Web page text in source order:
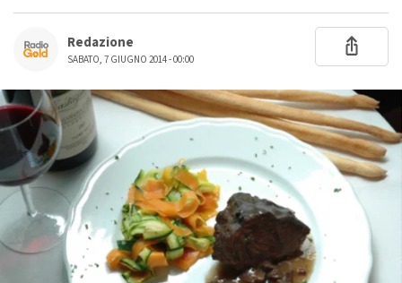
Redazione
SABATO, 7 GIUGNO 2014 - 00:00